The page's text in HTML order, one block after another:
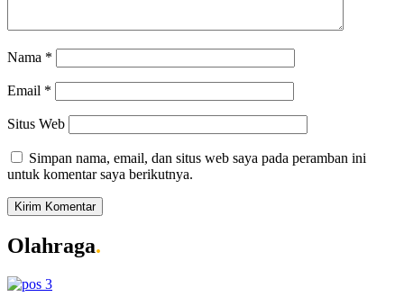
Nama *
Email *
Situs Web
Simpan nama, email, dan situs web saya pada peramban ini
untuk komentar saya berikutnya.
Olahraga.